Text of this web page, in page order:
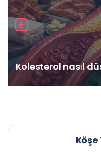
Kolesterol nasıl
Köşe